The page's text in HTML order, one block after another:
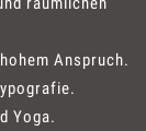
Anspruch.
Yoga.